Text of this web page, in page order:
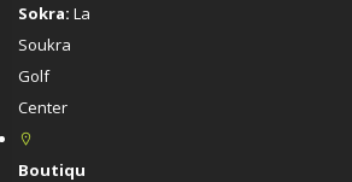
Sokra: La
Soukra
Golf
Center
Boutiqu